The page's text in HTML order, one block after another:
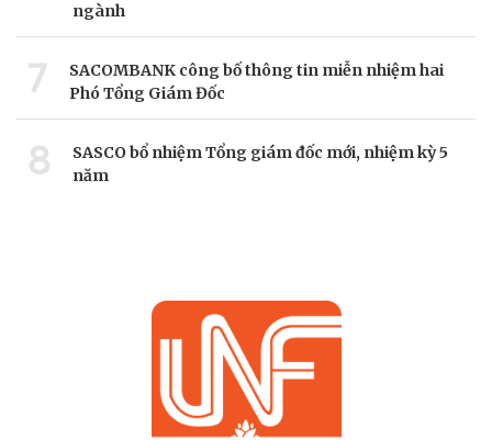
ngành
7
SACOMBANK công bố thông tin miễn nhiệm hai
Phó Tổng Giám Đốc
8
SASCO bổ nhiệm Tổng giám đốc mới, nhiệm kỳ 5
năm